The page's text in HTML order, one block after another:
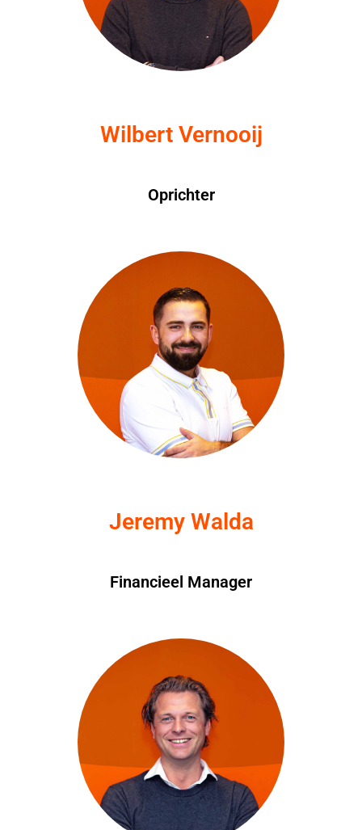
Wilbert Vernooij
Oprichter
Jeremy Walda
Financieel Manager